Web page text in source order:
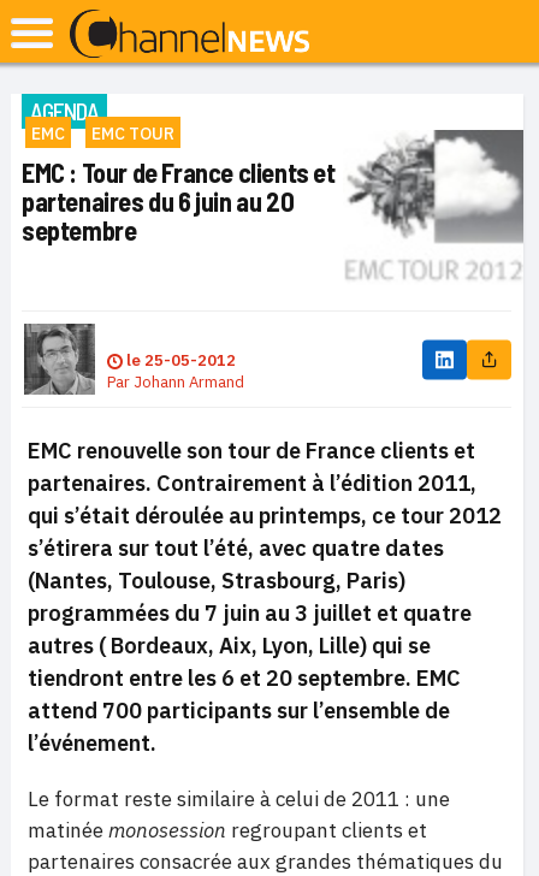
AGENDA
EMC EMC TOUR
EMC : Tour de France clients et
partenaires du 6 juin au 20
septembre
le 25-05-2012
Par Johann Armand
EMC renouvelle son tour de France clients et
partenaires. Contrairement à l’édition 2011,
qui s’était déroulée au printemps, ce tour 2012
s’étirera sur tout l’été, avec quatre dates
(Nantes, Toulouse, Strasbourg, Paris)
programmées du 7 juin au 3 juillet et quatre
autres ( Bordeaux, Aix, Lyon, Lille) qui se
tiendront entre les 6 et 20 septembre. EMC
attend 700 participants sur l’ensemble de
l’événement.
Le format reste similaire à celui de 2011 : une
matinéemonosession regroupant clients et
partenaires consacrée aux grandes thématiques du